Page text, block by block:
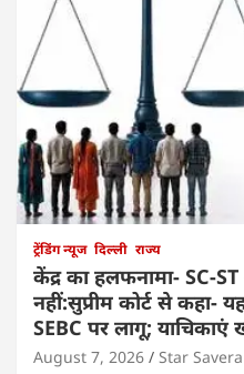
ट्रेंडिंग न्यूज दिल्ली राज्य
केंद्र का हलफनामा- SC-
नहीं:सुप्रीम कोर्ट से कहा-
SEBC पर लागू; याचिकाएं
August 7, 2026 Star Savera